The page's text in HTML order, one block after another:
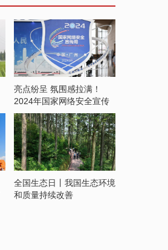
亮点纷呈 氛围感拉满！
2024年国家网络安全宣传
周开启
全国生态日丨我国生态环境
和质量持续改善